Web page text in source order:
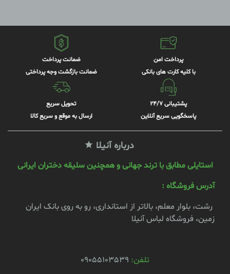
پرداخت امن
با کلیه کارت های بانکی
ضمانت پرداخت
ضمانت بازگشت وجه پرداختی
پشتیبانی 24/7
پاسخگویی سریع آنلاین
تحویل سریع
ارسال به موقع و سریع کالا
درباره آنیلا
استایلی مطابق با ترند جهانی و همچنین سلیقه دختران ایرانی
آدرس فروشگاه :
رشت، بلوار معلم، بالاتر از استانداری، رو به روی بانک ایران
زمین، فروشگاه لباس آنیلا
تلفن: 09055103539